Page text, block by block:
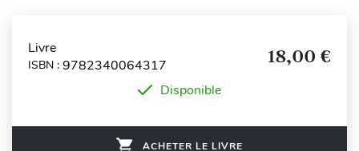
Livre
ISBN : 9782340064317 18,00 €
Disponible
ACHETER LE LIVRE